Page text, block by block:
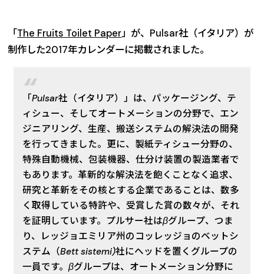
「The Fruits Toilet Paper」が、Pulsar社（イタリア）が
制作した2017年カレンダーに掲載されました。
「Pulsar社（イタリア）」は、パッケージング、テ
ィシュー、そしてオートメーションの分野で、エン
ジニアリング、生産、搬送システムの解決法の開発
を行ってきました。更に、製紙ティシュー分野の、
特殊自動機械、包装機器、仕分け装置の製造業者で
もあります。革新的な解決法を飽くことなく追求、
研究と革新をその核とする企業であることは、数多
く取得している特許や、受賞した賞の数々が、それ
を証明しています。プルサー社はβグループ、つま
り、レッジョエミリア州のコッレッジョのベットシ
ステム（Bett sistemi)社にヘッドを置くグループの
一員です。βグループは、オートメーション分野に